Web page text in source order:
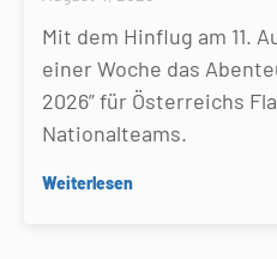
Mit dem Hinflug am 11.
einer Woche das
2026” für Österreichs
Nationalteams.
Weiterlesen